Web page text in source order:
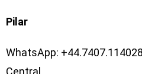
Pilar
WhatsApp:
Central